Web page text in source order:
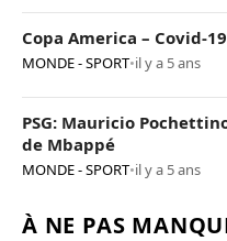
Copa America – Covid-
MONDE - SPORT•il y a 5 ans
PSG: Mauricio
de Mbappé
MONDE - SPORT•il y a 5 ans
À NE PAS